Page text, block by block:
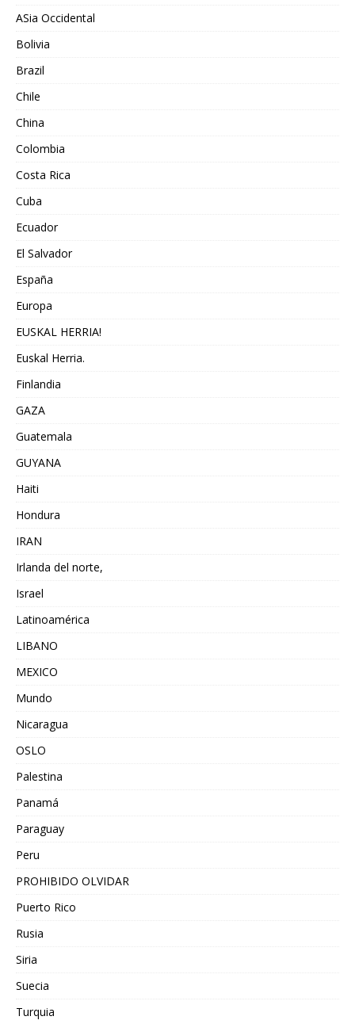
ASia Occidental
Bolivia
Brazil
Chile
China
Colombia
Costa Rica
Cuba
Ecuador
El Salvador
España
Europa
EUSKAL HERRIA!
Euskal Herria.
Finlandia
GAZA
Guatemala
GUYANA
Haiti
Hondura
IRAN
Irlanda del norte,
Israel
Latinoamérica
LIBANO
MEXICO
Mundo
Nicaragua
OSLO
Palestina
Panamá
Paraguay
Peru
PROHIBIDO OLVIDAR
Puerto Rico
Rusia
Siria
Suecia
Turquia